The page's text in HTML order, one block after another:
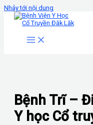
Nhảy tới nội dung
Bệnh Trĩ –
Y học Cổ